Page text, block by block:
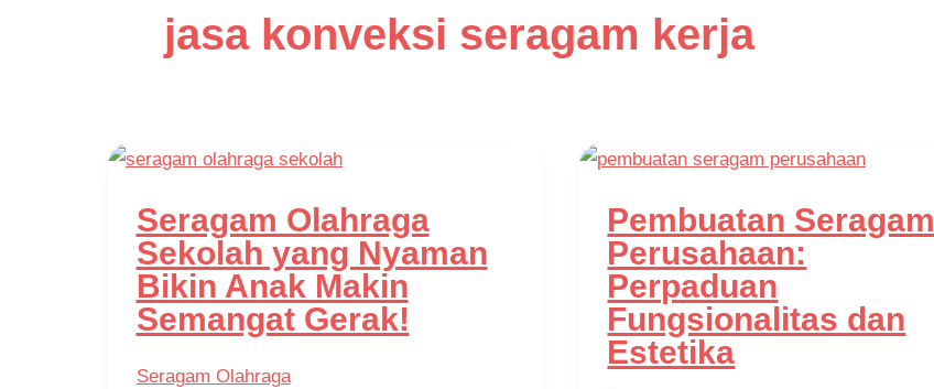
jasa konveksi seragam kerja
Seragam Olahraga
Sekolah yang Nyaman
Bikin Anak Makin
Semangat Gerak!
Seragam Olahraga
Pembuatan Seragam
Perusahaan:
Perpaduan
Fungsionalitas dan
Estetika